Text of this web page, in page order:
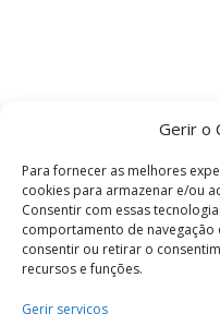
Gerir o
Para fornecer as melhores
cookies para armazenar e/ou
Consentir com essas
comportamento de navegação
consentir ou retirar o
recursos e funções.
Gerir serviços
Termos e Condições